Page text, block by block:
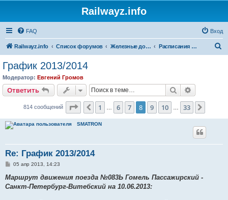
Railwayz.info
FAQ Вход
Railwayz.info Список форумов Железные дороги Расписания и организация движения
График 2013/2014
Модератор: Евгений Громов
Ответить Поиск
814 сообщений Страница из 33
Пред.
1 6 7 8 9 10 33
SMATRON
Re: График 2013/2014
С
о
б
щ
05 апр 2013, 14:23
Маршрут движения поезда №083Ь Гомель Пассажирский -
Санкт-Петербург-Витебский на 10.06.2013: